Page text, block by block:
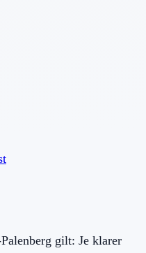
gilt: Je klarer